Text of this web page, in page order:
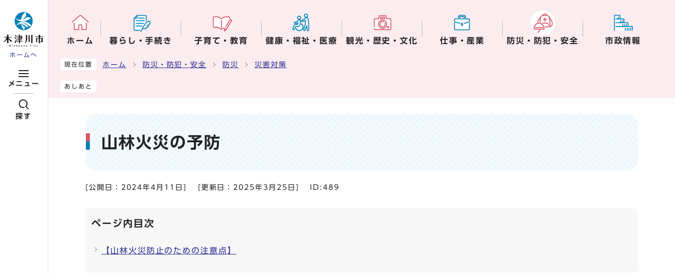
ホームへ
メニュー
探す
ホーム 暮らし・手続き 子育て・教育 健康・福祉・医療 観光・歴史・文化 仕事・産業 防災・防犯・安全 市政情報
ここから本文です
現在位置 ホーム 防災・防犯・安全 防災 災害対策
あしあと
山林火災の予防
[公開日： 2024年4月11日 [更新日： 2025年3月25日 ID:489
ページ内目次
【山林火災防止のための注意点】